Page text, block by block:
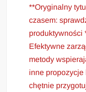
**Oryginalny
czasem:
produktywności
Efektywne
metody
inne propozycje
chętnie